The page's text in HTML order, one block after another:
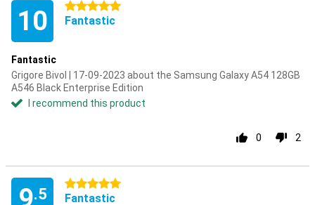
10 5 stars
Fantastic
Fantastic
Grigore Bivol | 17-09-2023 about the Samsung Galaxy A54 128GB
A546 Black Enterprise Edition
I recommend this product
0 2
9.5
5 stars
Fantastic